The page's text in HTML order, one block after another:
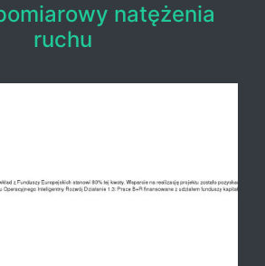
natężenia
ruchu